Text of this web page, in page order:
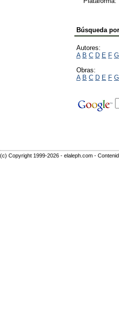
Búsqueda
Autores:
A B C D E F G
Obras:
A B C D E F G
(c) Copyright 1999-2026 - elaleph.com -